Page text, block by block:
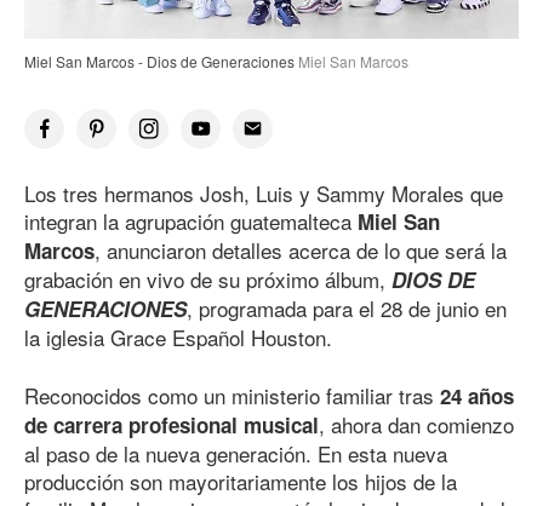
Miel San Marcos - Dios de Generaciones Miel San Marcos
Los tres hermanos Josh, Luis y Sammy Morales que
integran la agrupación guatemalteca Miel San
Marcos, anunciaron detalles acerca de lo que será la
grabación en vivo de su próximo álbum, DIOS DE
GENERACIONES, programada para el 28 de junio en
la iglesia Grace Español Houston.
Reconocidos como un ministerio familiar tras 24 años
de carrera profesional musical, ahora dan comienzo
al paso de la nueva generación. En esta nueva
producción son mayoritariamente los hijos de la